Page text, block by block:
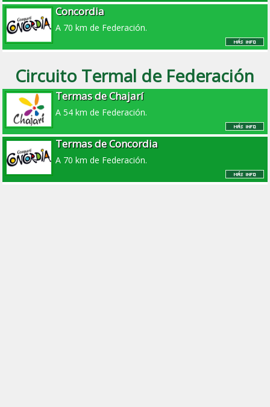
Concordia
A 70 km de Federación.
Circuito Termal de Federación
Termas de Chajarí
A 54 km de Federación.
Termas de Concordia
A 70 km de Federación.